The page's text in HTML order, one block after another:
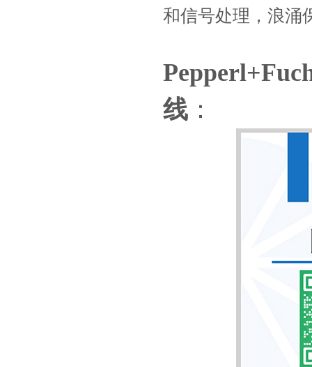
和信号处理，浪涌
线 ：